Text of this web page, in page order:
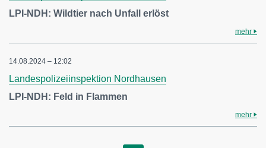
LPI-NDH: Wildtier nach Unfall erlöst
mehr
14.08.2024 – 12:02
Landespolizeiinspektion Nordhausen
LPI-NDH: Feld in Flammen
mehr